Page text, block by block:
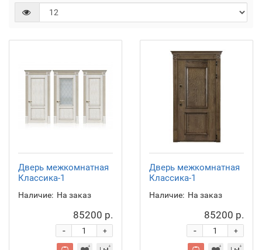
Дверь межкомнатная
Классика-1
Наличие: На заказ
85200 р.
+
-
Дверь межкомнатная
Классика-1
Наличие: На заказ
85200 р.
+
-